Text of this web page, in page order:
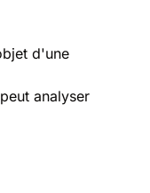
d'une
analyser